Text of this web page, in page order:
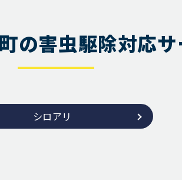
の害虫駆除対応
シロアリ